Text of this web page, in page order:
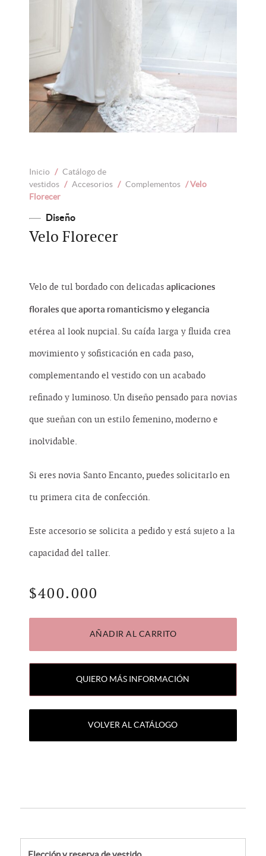
Inicio / Catálogo de
vestidos / Accesorios / Complementos / Velo
Florecer
Diseño
Velo Florecer
Velo de tul bordado con delicadas aplicaciones
florales que aporta romanticismo y elegancia
etérea al look nupcial. Su caída larga y fluida crea
movimiento y sofisticación en cada paso,
complementando el vestido con un acabado
refinado y luminoso. Un diseño pensado para novias
que sueñan con un estilo femenino, moderno e
inolvidable.
Si eres novia Santo Encanto, puedes solicitarlo en
tu primera cita de confección.
Este accesorio se solicita a pedido y está sujeto a la
capacidad del taller.
$400.000
AÑADIR AL CARRITO
QUIERO MÁS INFORMACIÓN
VOLVER AL CATÁLOGO